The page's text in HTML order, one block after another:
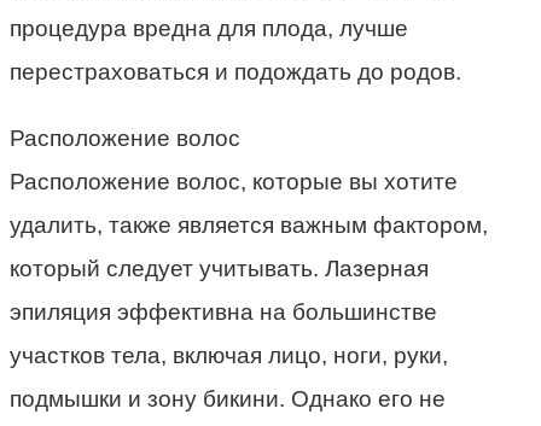
процедура вредна для плода, лучше
перестраховаться и подождать до родов.
Расположение волос
Расположение волос, которые вы хотите
удалить, также является важным фактором,
который следует учитывать. Лазерная
эпиляция эффективна на большинстве
участков тела, включая лицо, ноги, руки,
подмышки и зону бикини. Однако его не